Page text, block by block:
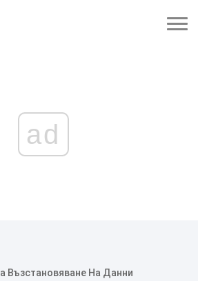
ad
Възстановяване На Данни